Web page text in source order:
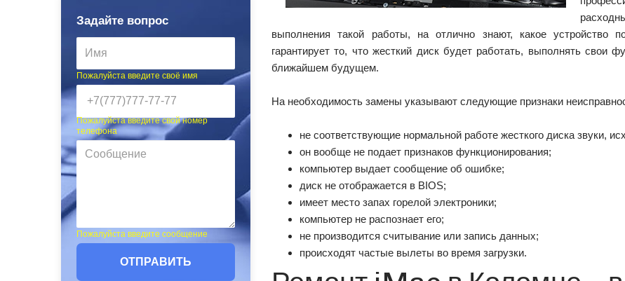
Задайте вопрос
Пожалуйста введите своё имя
Пожалуйста введите свой номер
телефона
Пожалуйста введите сообщение
ОТПРАВИТЬ
выполнения такой работы, на отлично знают, какое устройство
гарантирует то, что жесткий диск будет работать, выполнять
ближайшем будущем.
На необходимость замены указывают следующие признаки
не соответствующие нормальной работе жесткого диска звуки,
он вообще не подает признаков функционирования;
компьютер выдает сообщение об ошибке;
диск не отображается в BIOS;
имеет место запах горелой электроники;
компьютер не распознает его;
не производится считывание или запись данных;
происходят частые вылеты во время загрузки.